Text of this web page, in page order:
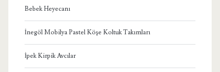
Bebek Heyecanı
İnegöl Mobilya Pastel Köşe Koltuk Takımları
İpek Kirpik Avcılar